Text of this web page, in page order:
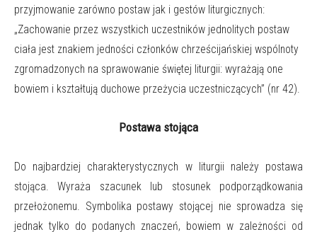
przyjmowanie zarówno postaw jak i gestów liturgicznych:
„Zachowanie przez wszystkich uczestników jednolitych postaw
ciała jest znakiem jedności członków chrześcijańskiej wspólnoty
zgromadzonych na sprawowanie świętej liturgii: wyrażają one
bowiem i kształtują duchowe przeżycia uczestniczących” (nr 42).
Postawa stojąca
Do najbardziej charakterystycznych w liturgii należy postawa
stojąca . Wyraża szacunek lub stosunek podporządkowania
przełożonemu. Symbolika postawy stojącej nie sprowadza się
jednak tylko do podanych znaczeń, bowiem w zależności od